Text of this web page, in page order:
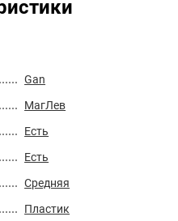
Gan
МагЛев
Есть
Есть
Средняя
Пластик